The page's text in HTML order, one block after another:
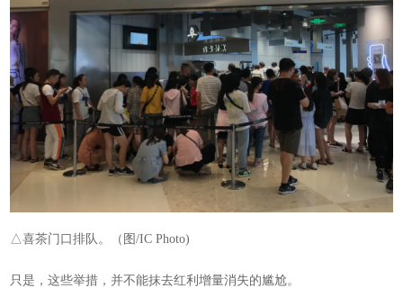
△喜茶门口排队。（图/IC Photo)
只是，这些举措，并不能抹去红利增量消失的尴尬。